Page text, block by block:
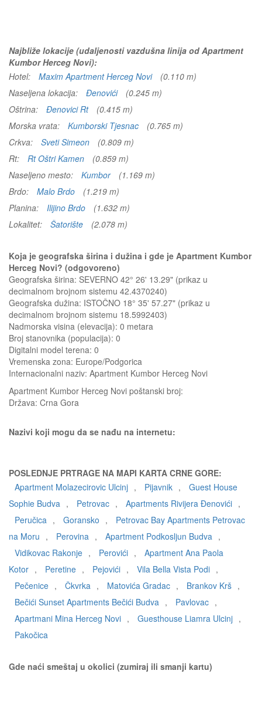
Najbliže lokacije (udaljenosti vazdušna linija od Apartment
Kumbor Herceg Novi):
Hotel:
Maxim Apartment Herceg Novi
(0.110 m)
Naseljena lokacija:
Đenovići
(0.245 m)
Oštrina:
Đenovici Rt
(0.415 m)
Morska vrata:
Kumborski Tjesnac
(0.765 m)
Crkva:
Sveti Simeon
(0.809 m)
Rt:
Rt Oštri Kamen
(0.859 m)
Naseljeno mesto:
Kumbor
(1.169 m)
Brdo:
Malo Brdo
(1.219 m)
Planina:
Ilijino Brdo
(1.632 m)
Lokalitet:
Šatorište (2.078 m)
Koja je geografska širina i dužina i gde je Apartment Kumbor
Herceg Novi? (odgovoreno)
Geografska širina: SEVERNO 42° 26' 13.29" (prikaz u
decimalnom brojnom sistemu 42.4370240)
Geografska dužina: ISTOČNO 18° 35' 57.27" (prikaz u
decimalnom brojnom sistemu 18.5992403)
Nadmorska visina (elevacija): 0 metara
Broj stanovnika (populacija): 0
Digitalni model terena: 0
Vremenska zona: Europe/Podgorica
Internacionalni naziv: Apartment Kumbor Herceg Novi
Apartment Kumbor Herceg Novi poštanski broj:
Država: Crna Gora
Nazivi koji mogu da se nađu na internetu:
POSLEDNJE PRTRAGE NA MAPI KARTA CRNE GORE:
Apartment Molazecirovic Ulcinj , Pijavnik ,
Guest House
Sophie Budva , Petrovac , Apartments Rivijera Đenovići ,
Peručica , Goransko ,
Petrovac Bay Apartments Petrovac
na Moru , Perovina , Apartment Podkosljun Budva ,
Vidikovac Rakonje , Perovići ,
Apartment Ana Paola
Kotor , Peretine , Pejovići , Vila Bella Vista Podi ,
Pečenice , Čkvrka , Matovića Gradac , Brankov Krš ,
Bečići Sunset Apartments Bečići Budva , Pavlovac ,
Apartmani Mina Herceg Novi , Guesthouse Liamra Ulcinj ,
Pakočica
Gde naći smeštaj u okolici (zumiraj ili smanji kartu)